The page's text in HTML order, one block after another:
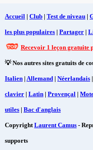
Accueil | Club | Test de niveau |
les plus populaires | Partager |
Recevoir 1 leçon gratuite
💡 Nos autres sites gratuits de
Italien | Allemand | Néerlandais |
clavier | Latin | Provençal |
utiles | Bac d'anglais
CopyrightLaurent Camus -
supports